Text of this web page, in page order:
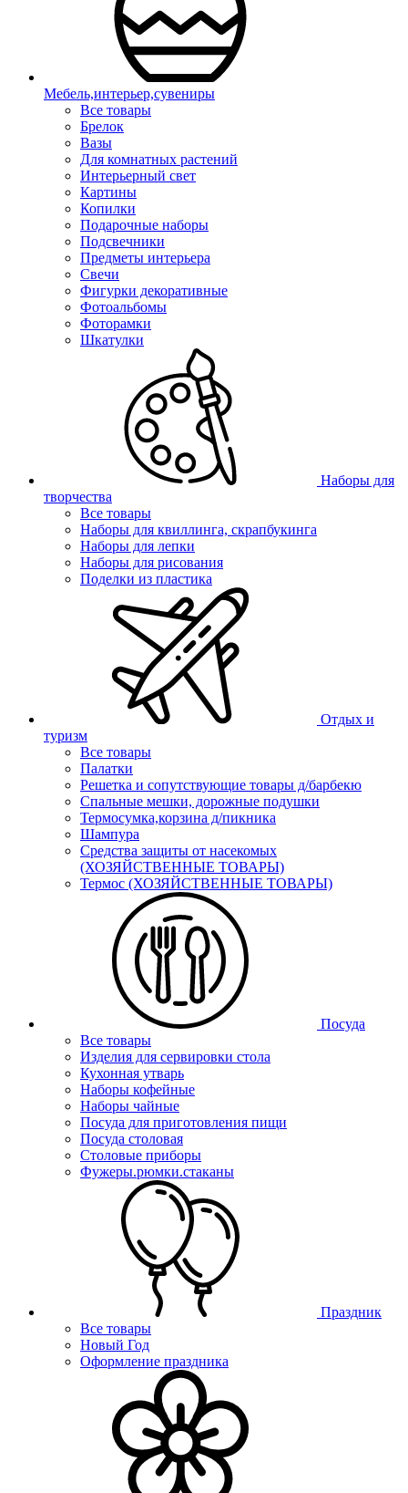
Мебель,интерьер,сувениры
Все товары
Брелок
Вазы
Для комнатных растений
Интерьерный свет
Картины
Копилки
Подарочные наборы
Подсвечники
Предметы интерьера
Свечи
Фигурки декоративные
Фотоальбомы
Фоторамки
Шкатулки
Наборы для
творчества
Все товары
Наборы для квиллинга, скрапбукинга
Наборы для лепки
Наборы для рисования
Поделки из пластика
Отдых и
туризм
Все товары
Палатки
Решетка и сопутствующие товары д/барбекю
Спальные мешки, дорожные подушки
Термосумка,корзина д/пикника
Шампура
Средства защиты от насекомых
(ХОЗЯЙСТВЕННЫЕ ТОВАРЫ)
Термос (ХОЗЯЙСТВЕННЫЕ ТОВАРЫ)
Посуда
Все товары
Изделия для сервировки стола
Кухонная утварь
Наборы кофейные
Наборы чайные
Посуда для приготовления пищи
Посуда столовая
Столовые приборы
Фужеры.рюмки.стаканы
Праздник
Все товары
Новый Год
Оформление праздника